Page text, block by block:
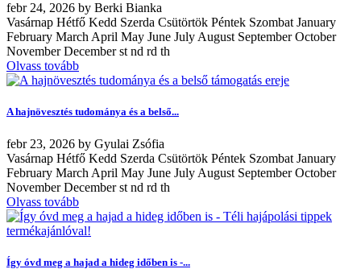
febr 24, 2026 by Berki Bianka
Vasárnap Hétfő Kedd Szerda Csütörtök Péntek Szombat January
February March April May June July August September October
November December st nd rd th
Olvass tovább
A hajnövesztés tudománya és a belső...
febr 23, 2026 by Gyulai Zsófia
Vasárnap Hétfő Kedd Szerda Csütörtök Péntek Szombat January
February March April May June July August September October
November December st nd rd th
Olvass tovább
Így óvd meg a hajad a hideg időben is -...